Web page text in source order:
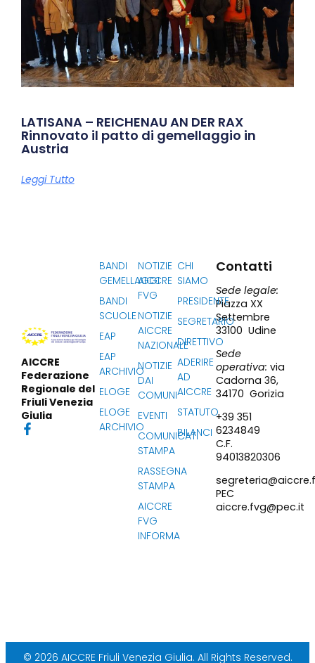
LATISANA – REICHENAU AN DER RAX
Rinnovato il patto di gemellaggio in
Austria
Leggi Tutto
AICCRE
Federazione
Regionale del
Friuli Venezia
Giulia
CHI
SIAMO
PRESIDENTE
SEGRETARIO
DIRETTIVO
ADERIRE
AD
AICCRE
STATUTO
BILANCI
NOTIZIE
AICCRE
FVG
NOTIZIE
AICCRE
NAZIONALE
NOTIZIE
DAI
COMUNI
EVENTI
COMUNICATI
STAMPA
RASSEGNA
STAMPA
AICCRE
FVG
INFORMA
BANDI
GEMELLAGGI
BANDI
SCUOLE
EAP
EAP
ARCHIVIO
ELOGE
ELOGE
ARCHIVIO
Contatti
Sede legale:
Piazza XX
Settembre
33100 Udine
Sede
operativa: via
Cadorna 36,
34170 Gorizia
+39 351
6234849
C.F.
94013820306
PEC
aiccre.fvg@pec.it
© 2026 AICCRE Friuli Venezia Giulia. All Rights Reserved.